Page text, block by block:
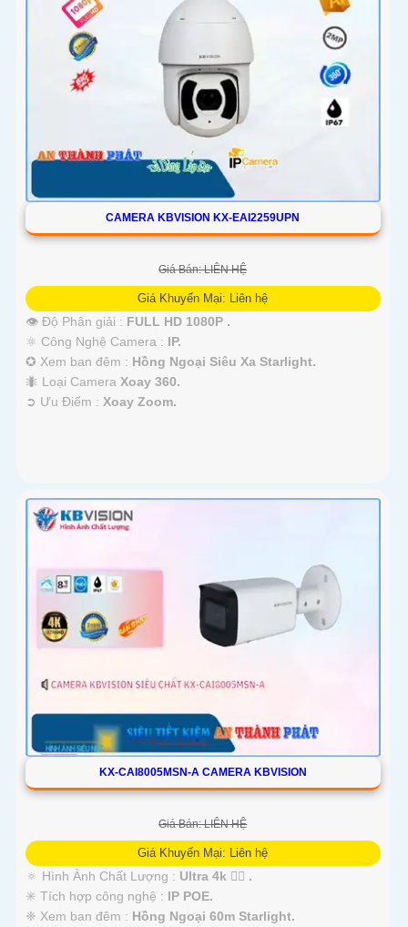
CAMERA KBVISION KX-EAI2259UPN
Giá Bán: LIÊN HỆ
Giá Khuyến Mại: Liên hệ
👁 Độ Phân giải : FULL HD 1080P .
⚛️ Công Nghệ Camera : IP.
✪ Xem ban đêm : Hồng Ngoại Siêu Xa Starlight.
🐜 Loại Camera Xoay 360.
️➲ Ưu Điểm : Xoay Zoom.
KX-CAI8005MSN-A CAMERA KBVISION
Giá Bán: LIÊN HỆ
Giá Khuyến Mại: Liên hệ
🔅 Hình Ành Chất Lượng : Ultra 4k 👍🏾 .
✳️ Tích hợp công nghệ : IP POE.
❈ Xem ban đêm : Hồng Ngoại 60m Starlight.